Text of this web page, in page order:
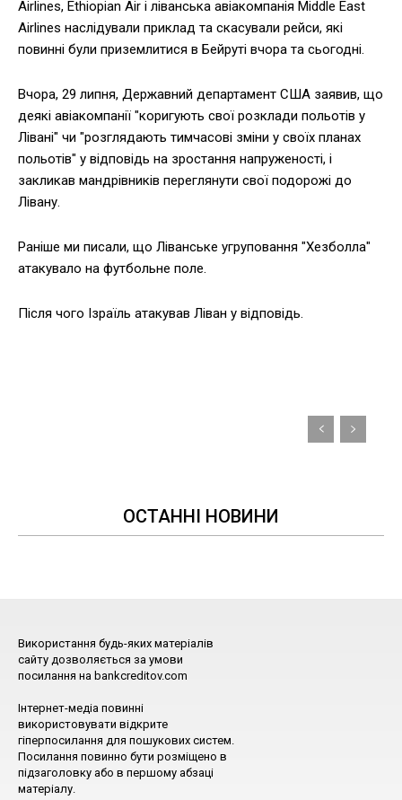
Airlines, Ethiopian Air і ліванська авіакомпанія Middle East
Airlines наслідували приклад та скасували рейси, які
повинні були приземлитися в Бейруті вчора та сьогодні.
Вчора, 29 липня, Державний департамент США заявив, що
деякі авіакомпанії "коригують свої розклади польотів у
Лівані" чи "розглядають тимчасові зміни у своїх планах
польотів" у відповідь на зростання напруженості, і
закликав мандрівників переглянути свої подорожі до
Лівану.
Раніше ми писали, що Ліванське угруповання "Хезболла"
атакувало на футбольне поле.
Після чого Ізраїль атакував Ліван у відповідь.
ОСТАННІ НОВИНИ
Використання будь-яких матеріалів
сайту дозволяється за умови
посилання на bankcreditov.com
Інтернет-медіа повинні
використовувати відкрите
гіперпосилання для пошукових систем.
Посилання повинно бути розміщено в
підзаголовку або в першому абзаці
матеріалу.